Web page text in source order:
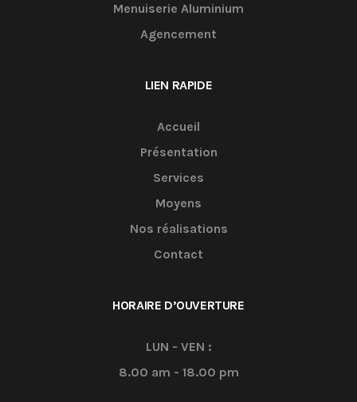
Menuiserie Aluminium
Agencement
LIEN RAPIDE
Accueil
Présentation
Services
Moyens
Nos réalisations
Contact
HORAIRE D’OUVERTURE
LUN - VEN :
8.00 am - 18.00 pm